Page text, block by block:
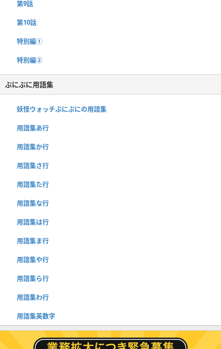
第9話
第10話
特別編①
特別編②
ぷにぷに用語集
妖怪ウォッチぷにぷにの用語集
用語集あ行
用語集か行
用語集さ行
用語集た行
用語集な行
用語集は行
用語集ま行
用語集や行
用語集ら行
用語集わ行
用語集英数字